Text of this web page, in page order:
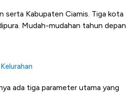
serta Kabupaten Ciamis. Tiga kota
Mudah-mudahan tahun depan
ada tiga parameter utama yang
Terbang ke Zona Berbahaya